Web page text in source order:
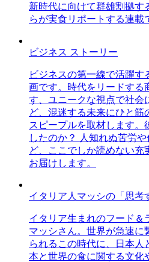
新時代に向けて群雄割拠す
らが実食リポートする連載
ビジネス ストーリー
ビジネスの第一線で活躍
画です。時代をリードする
す、ユニークな視点で社会
ど、混迷する未来にひと筋
スピープルを取材します。
したのか？ 人知れぬ苦労
ど、ここでしか読めない充
お届けします。
イタリア人マッシの「思考
イタリア生まれのフード＆
マッシさん。世界が急速に
られるこの時代に、日本人
本と世界の食に関する文化